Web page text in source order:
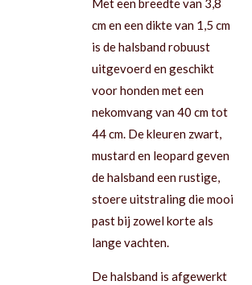
Met een breedte van 3,8
cm en een dikte van 1,5 cm
is de halsband robuust
uitgevoerd en geschikt
voor honden met een
nekomvang van 40 cm tot
44 cm. De kleuren zwart,
mustard en leopard geven
de halsband een rustige,
stoere uitstraling die mooi
past bij zowel korte als
lange vachten.
De halsband is afgewerkt